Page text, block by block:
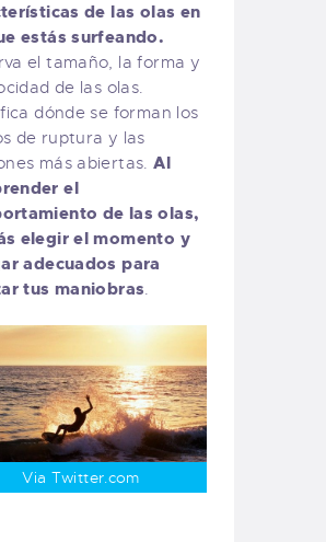
de las olas en
estás surfeando.
el tamaño, la forma y
de las olas.
dónde se forman los
de ruptura y las
más abiertas.Al
el
de las olas,
elegir el momento y
adecuados para
tus maniobras.
Via Twitter.com